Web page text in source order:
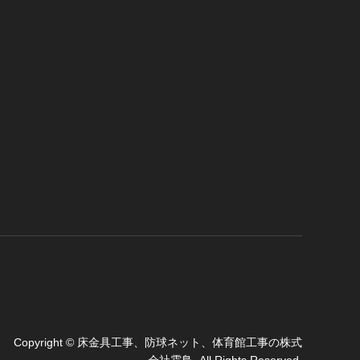
Copyright © 床金具工事、防球ネット、体育館工事の株式